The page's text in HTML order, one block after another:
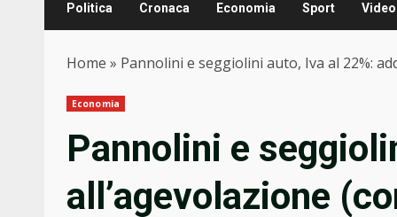
Politica Cronaca Economia Sport Video
Home » Pannolini e seggiolini auto, Iva al 22%:
Economia
Pannolini e
all’agevolazione